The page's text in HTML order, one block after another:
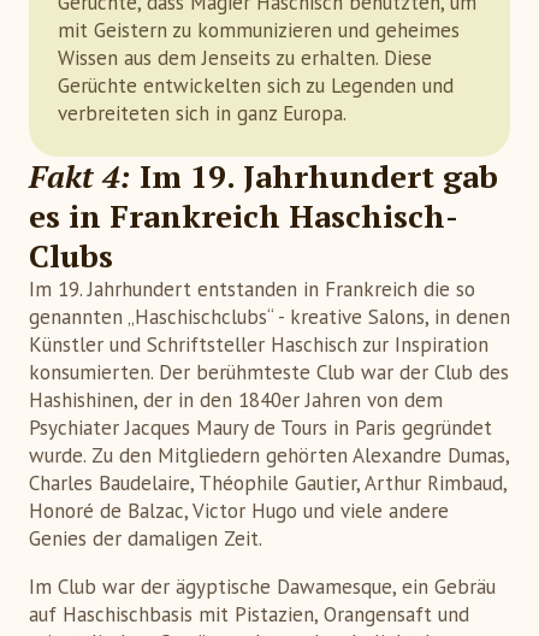
mit Geistern zu kommunizieren und geheimes
Wissen aus dem Jenseits zu erhalten. Diese
Gerüchte entwickelten sich zu Legenden und
verbreiteten sich in ganz Europa.
Fakt 4: Im 19. Jahrhundert gab
es in Frankreich Haschisch-
Clubs
Im 19. Jahrhundert entstanden in Frankreich die so
genannten „Haschischclubs“ - kreative Salons, in denen
Künstler und Schriftsteller Haschisch zur Inspiration
konsumierten. Der berühmteste Club war der Club des
Hashishinen, der in den 1840er Jahren von dem
Psychiater Jacques Maury de Tours in Paris gegründet
wurde. Zu den Mitgliedern gehörten Alexandre Dumas,
Charles Baudelaire, Théophile Gautier, Arthur Rimbaud,
Honoré de Balzac, Victor Hugo und viele andere
Genies der damaligen Zeit.
Im Club war der ägyptische Dawamesque, ein Gebräu
auf Haschischbasis mit Pistazien, Orangensaft und